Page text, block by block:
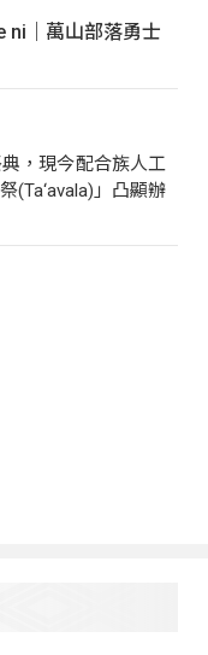
ni｜萬山部落勇士
，現今配合族人工
(Ta‘avala)」凸顯辦